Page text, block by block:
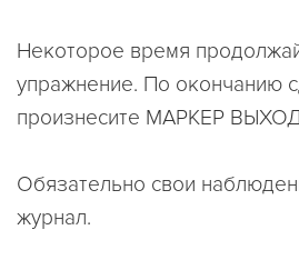
Некоторое время
упражнение. По окончанию
произнесите МАРКЕР
Обязательно свои
журнал.